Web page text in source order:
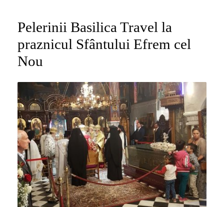
Pelerinii Basilica Travel la
praznicul Sfântului Efrem cel
Nou